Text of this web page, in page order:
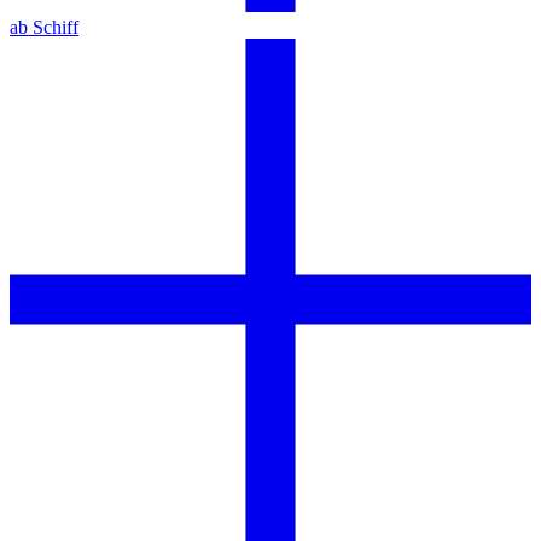
ab Schiff